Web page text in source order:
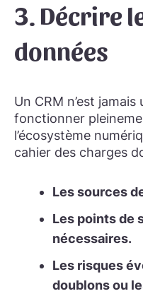
3. Décrire
données
Un CRM n’est
fonctionner
l’écosystème
cahier des charges
Les sources
Les points de
nécessaires.
Les risques
doublons ou